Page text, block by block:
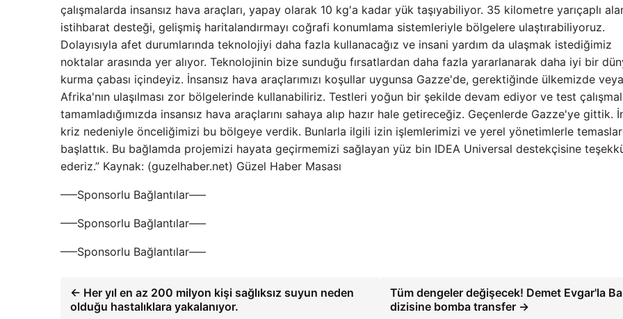
çalışmalarda insansız hava araçları, yapay olarak 10 kg'a kadar yük taşıyabiliyor. 35 kilometre yarıçaplı
istihbarat desteği, gelişmiş haritalandırmayı coğrafi konumlama sistemleriyle bölgelere ulaştırabiliyoruz.
Dolayısıyla afet durumlarında teknolojiyi daha fazla kullanacağız ve insani yardım da ulaşmak istediğimiz
noktalar arasında yer alıyor. Teknolojinin bize sunduğu fırsatlardan daha fazla yararlanarak daha iyi bir
kurma çabası içindeyiz. İnsansız hava araçlarımızı koşullar uygunsa Gazze'de, gerektiğinde ülkemizde veya
Afrika'nın ulaşılması zor bölgelerinde kullanabiliriz. Testleri yoğun bir şekilde devam ediyor ve test
tamamladığımızda insansız hava araçlarını sahaya alıp hazır hale getireceğiz. Geçenlerde Gazze'ye gittik.
kriz nedeniyle önceliğimizi bu bölgeye verdik. Bunlarla ilgili izin işlemlerimizi ve yerel yönetimlerle
başlattık. Bu bağlamda projemizi hayata geçirmemizi sağlayan yüz bin IDEA Universal destekçisine
ederiz.” Kaynak: (guzelhaber.net) Güzel Haber Masası
—–Sponsorlu Bağlantılar—–
—–Sponsorlu Bağlantılar—–
—–Sponsorlu Bağlantılar—–
← Her yıl en az 200 milyon kişi sağlıksız suyun neden
olduğu hastalıklara yakalanıyor.
Tüm dengeler değişecek! Demet Evgar'la
dizisine bomba transfer →